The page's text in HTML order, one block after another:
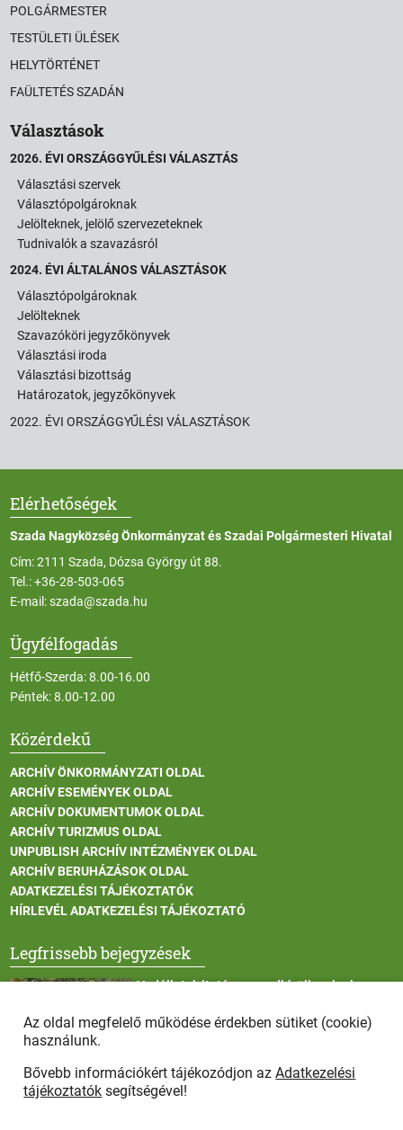
POLGÁRMESTER
TESTÜLETI ÜLÉSEK
HELYTÖRTÉNET
FAÜLTETÉS SZADÁN
Választások
2026. ÉVI ORSZÁGGYŰLÉSI VÁLASZTÁS
Választási szervek
Választópolgároknak
Jelölteknek, jelölő szervezeteknek
Tudnivalók a szavazásról
2024. ÉVI ÁLTALÁNOS VÁLASZTÁSOK
Választópolgároknak
Jelölteknek
Szavazóköri jegyzőkönyvek
Választási iroda
Választási bizottság
Határozatok, jegyzőkönyvek
2022. ÉVI ORSZÁGGYŰLÉSI VÁLASZTÁSOK
Elérhetőségek
Szada Nagyközség Önkormányzat és Szadai Polgármesteri Hivatal
Cím: 2111 Szada, Dózsa György út 88.
Tel.:+36-28-503-065
E-mail:szada@szada.hu
Ügyfélfogadás
Hétfő-Szerda: 8.00-16.00
Péntek: 8.00-12.00
Közérdekű
ARCHÍV ÖNKORMÁNYZATI OLDAL
ARCHÍV ESEMÉNYEK OLDAL
ARCHÍV DOKUMENTUMOK OLDAL
ARCHÍV TURIZMUS OLDAL
UNPUBLISH ARCHÍV INTÉZMÉNYEK OLDAL
ARCHÍV BERUHÁZÁSOK OLDAL
ADATKEZELÉSI TÁJÉKOZTATÓK
HÍRLEVÉL ADATKEZELÉSI TÁJÉKOZTATÓ
Legfrissebb bejegyzések
Vadállatok itatása a rendkívüli melegben
Afrikai sertéspestis - kérések a lakosság felé
Az oldal megfelelő működése érdekben sütiket (cookie)
használunk.
Bővebb információkért tájékozódjon azAdatkezelési
tájékoztatók segítségével!